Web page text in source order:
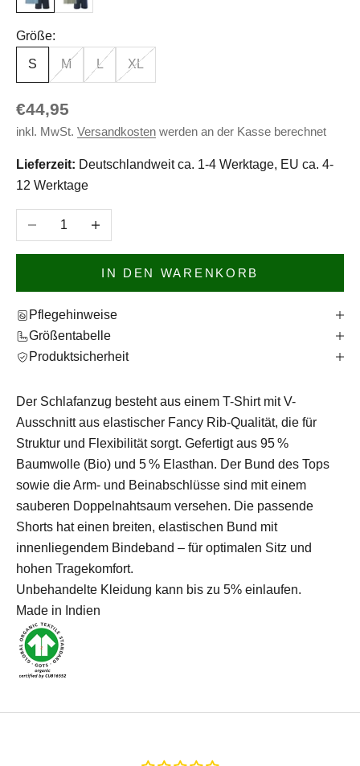
Größe:
S M L XL
Angebot
€44,95
inkl. MwSt. Versandkosten werden an der Kasse berechnet
Lieferzeit: Deutschlandweit ca. 1-4 Werktage, EU ca. 4-
12 Werktage
Anzahl verringernAnzahl erhöhen
IN DEN WARENKORB
Pflegehinweise
Größentabelle
Produktsicherheit
Der Schlafanzug besteht aus einem T-Shirt mit V-
Ausschnitt aus elastischer Fancy Rib-Qualität, die für
Struktur und Flexibilität sorgt. Gefertigt aus 95 %
Baumwolle (Bio) und 5 % Elasthan. Der Bund des Tops
sowie die Arm- und Beinabschlüsse sind mit einem
sauberen Doppelnahtsaum versehen. Die passende
Shorts hat einen breiten, elastischen Bund mit
innenliegendem Bindeband – für optimalen Sitz und
hohen Tragekomfort.
Unbehandelte Kleidung kann bis zu 5% einlaufen.
Made in Indien